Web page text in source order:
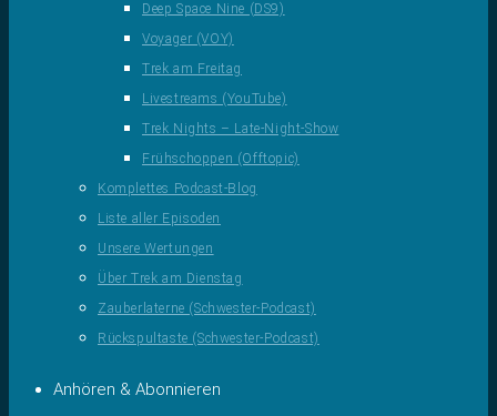
Deep Space Nine (DS9)
Voyager (VOY)
Trek am Freitag
Livestreams (YouTube)
Trek Nights – Late-Night-Show
Frühschoppen (Offtopic)
Komplettes Podcast-Blog
Liste aller Episoden
Unsere Wertungen
Über Trek am Dienstag
Zauberlaterne (Schwester-Podcast)
Rückspultaste (Schwester-Podcast)
Anhören & Abonnieren